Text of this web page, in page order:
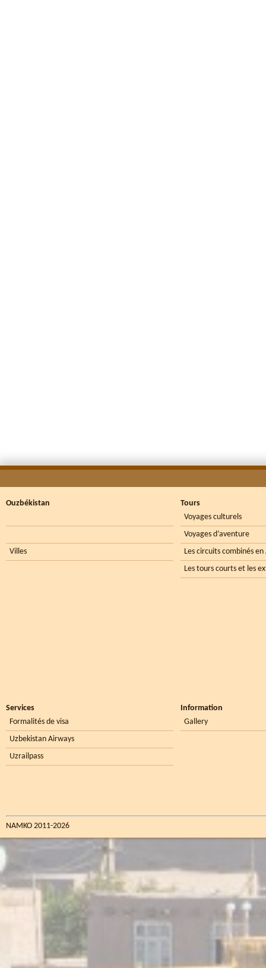
Ouzbékistan
Villes
Tours
Voyages culturels
Voyages d’aventure
Les circuits combinés
Les tours courts et les
Services
Formalités de visa
Uzbekistan Airways
Uzrailpass
Information
Gallery
NAMKO 2011-2026